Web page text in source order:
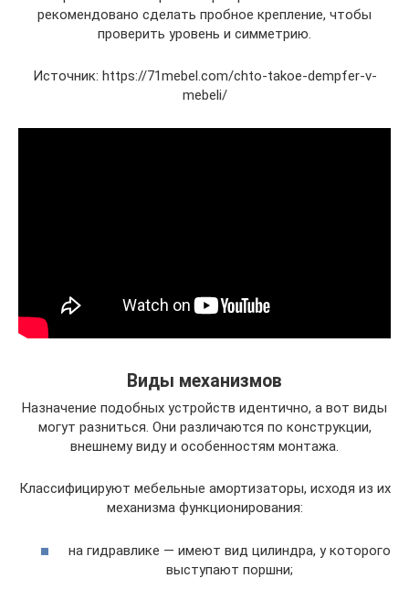
рекомендовано сделать пробное крепление, чтобы
проверить уровень и симметрию.
Источник: https://71mebel.com/chto-takoe-dempfer-v-
mebeli/
Виды механизмов
Назначение подобных устройств идентично, а вот виды
могут разниться. Они различаются по конструкции,
внешнему виду и особенностям монтажа.
Классифицируют мебельные амортизаторы, исходя из их
механизма функционирования:
на гидравлике — имеют вид цилиндра, у которого
выступают поршни;